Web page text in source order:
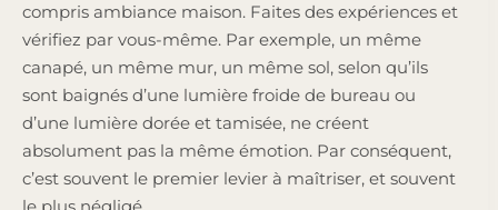
compris ambiance maison. Faites des expériences et
vérifiez par vous-même. Par exemple, un même
canapé, un même mur, un même sol, selon qu’ils
sont baignés d’une lumière froide de bureau ou
d’une lumière dorée et tamisée, ne créent
absolument pas la même émotion. Par conséquent,
c’est souvent le premier levier à maîtriser, et souvent